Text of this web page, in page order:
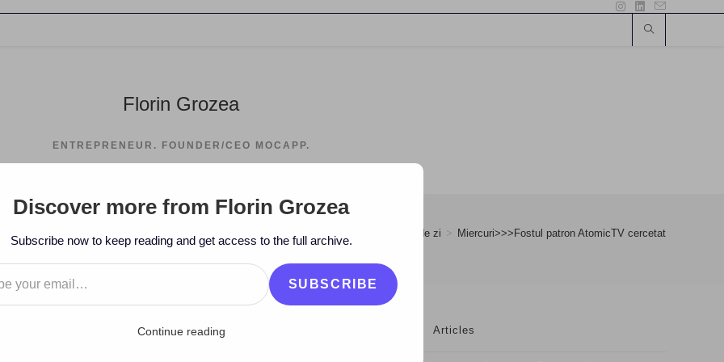
Florin Grozea
ENTREPRENEUR. FOUNDER/CEO MOCAPP.
> 2007 January Zi de zi > Miercuri>>>Fostul patron AtomicTV cercetat
AtomicTV cercetat Articles
Discover more from Florin Grozea
Subscribe now to keep reading and get access to the full archive.
SUBSCRIBE
Continue reading